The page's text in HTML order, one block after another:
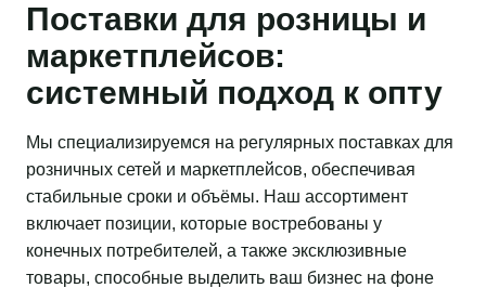
Поставки для розницы и
маркетплейсов:
системный подход к опту
Мы специализируемся на регулярных поставках для
розничных сетей и маркетплейсов, обеспечивая
стабильные сроки и объёмы. Наш ассортимент
включает позиции, которые востребованы у
конечных потребителей, а также эксклюзивные
товары, способные выделить ваш бизнес на фоне